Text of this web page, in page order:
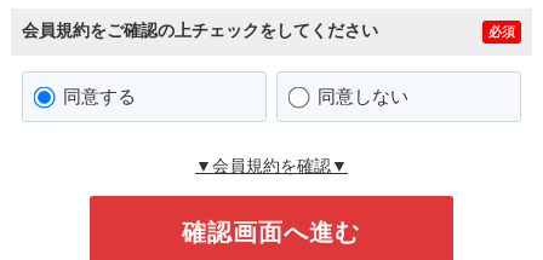
会員規約をご確認の上チェックをしてください 必須
同意する 同意しない
▼会員規約を確認▼